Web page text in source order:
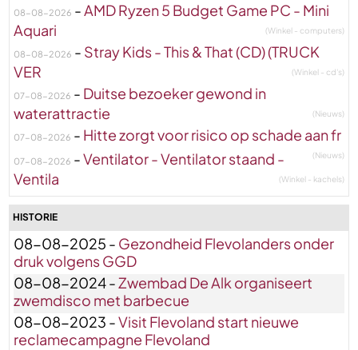
08-08-2026 -AMD Ryzen 5 Budget Game PC - Mini
Aquari
(Winkel - computers)
08-08-2026 - Stray Kids - This & That (CD) (TRUCK
VER
(Winkel - cd's)
07-08-2026 - Duitse bezoeker gewond in
waterattractie
(Nieuws)
07-08-2026 - Hitte zorgt voor risico op schade aan fr
(Nieuws)
07-08-2026 -Ventilator - Ventilator staand -
Ventila
(Winkel - kachels)
HISTORIE
08-08-2025 - Gezondheid Flevolanders onder
druk volgens GGD
08-08-2024 -Zwembad De Alk organiseert
zwemdisco met barbecue
08-08-2023 -Visit Flevoland start nieuwe
reclamecampagne Flevoland